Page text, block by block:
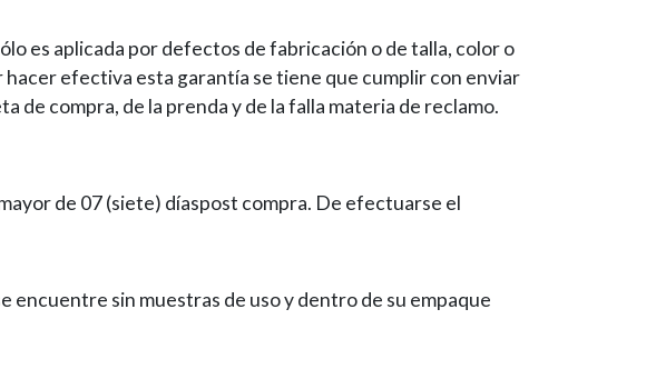
es aplicada por defectos de fabricación o de talla, color o
efectiva esta garantía se tiene que cumplir con enviar
de compra, de la prenda y de la falla materia de reclamo.
de 07 (siete) díaspost compra. De efectuarse el
encuentre sin muestras de uso y dentro de su empaque